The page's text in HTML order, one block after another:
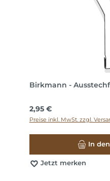
Birkmann -
Regulärer Preis:
2,95 €
Preise inkl. MwSt. zzgl.
In
Jetzt merken